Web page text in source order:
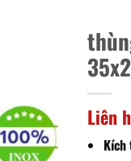
Liên
Kích